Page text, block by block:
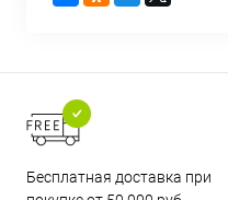
Бесплатная доставка при